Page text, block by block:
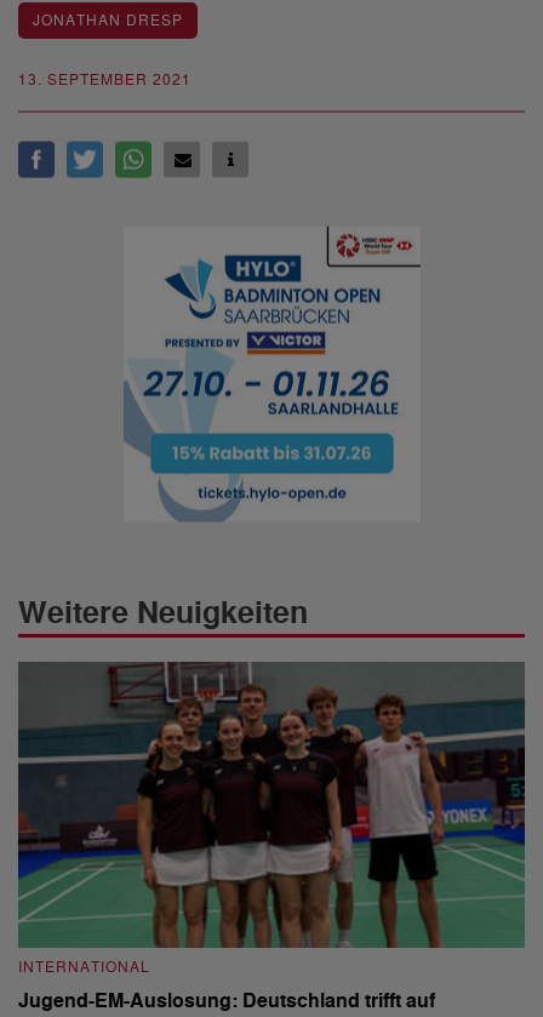
13. SEPTEMBER 2021
JONATHAN DRESP
Weitere Neuigkeiten
INTERNATIONAL
Jugend-EM-Auslosung: Deutschland trifft auf